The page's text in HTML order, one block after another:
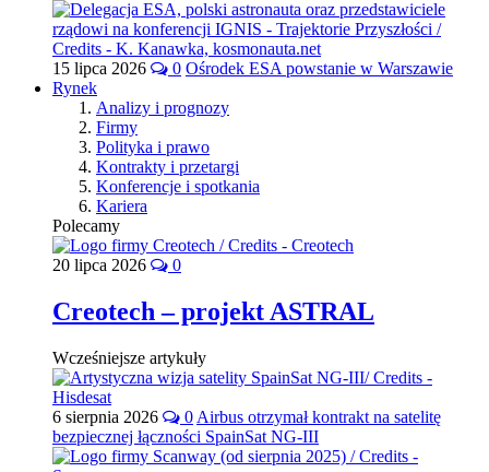
15 lipca 2026 0 Ośrodek ESA powstanie w Warszawie
Rynek
Analizy i prognozy
Firmy
Polityka i prawo
Kontrakty i przetargi
Konferencje i spotkania
Kariera
Polecamy
20 lipca 2026 0
Creotech – projekt ASTRAL
Wcześniejsze artykuły
6 sierpnia 2026 0 Airbus otrzymał kontrakt na satelitę
bezpiecznej łączności SpainSat NG-III